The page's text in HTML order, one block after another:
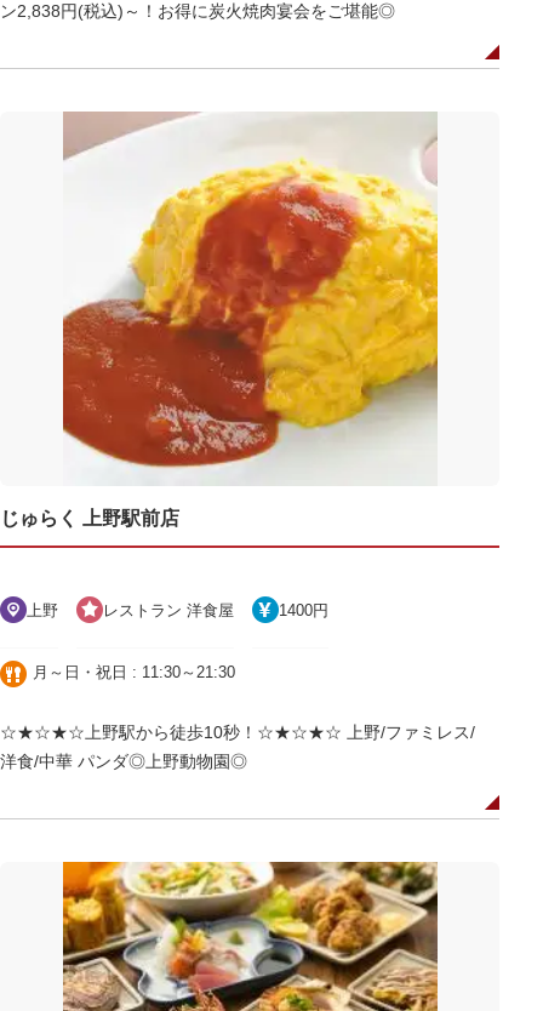
ン2,838円(税込)～！お得に炭火焼肉宴会をご堪能◎
じゅらく 上野駅前店
上野 レストラン 洋食屋 1400円
月～日・祝日 : 11:30～21:30
☆★☆★☆上野駅から徒歩10秒！☆★☆★☆ 上野/ファミレス/
洋食/中華 パンダ◎上野動物園◎